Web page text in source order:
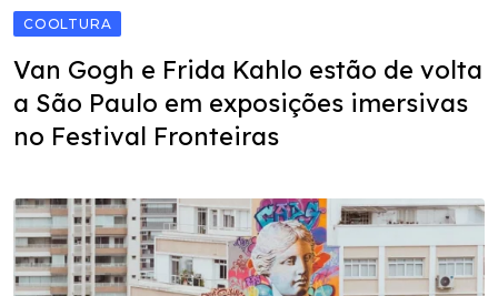
COOLTURA
Van Gogh e Frida Kahlo estão de volta
a São Paulo em exposições imersivas
no Festival Fronteiras